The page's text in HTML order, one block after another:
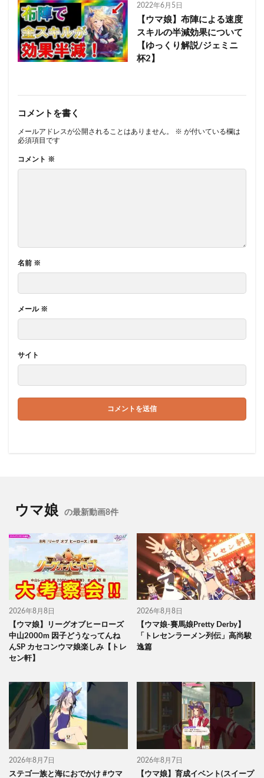
2022年6月5日
【ウマ娘】布陣による速度
スキルの半減効果について
【ゆっくり解説/ジェミニ
杯2】
コメントを書く
メールアドレスが公開されることはありません。 ※ が付いている欄は
必須項目です
コメント ※
名前 ※
メール ※
サイト
ウマ娘 の最新動画8件
2026年8月8日
【ウマ娘】リーグオブヒーローズ
中山2000m 因子どうなってんね
んSP カセコンウマ娘楽しみ【トレ
セン軒】
2026年8月8日
【ウマ娘-賽馬娘Pretty Derby】
「トレセンラーメン列伝」高尚駿
逸篇
2026年8月7日
ステゴ一族と海におでかけ #ウマ
2026年8月7日
【ウマ娘】育成イベント(スイープ